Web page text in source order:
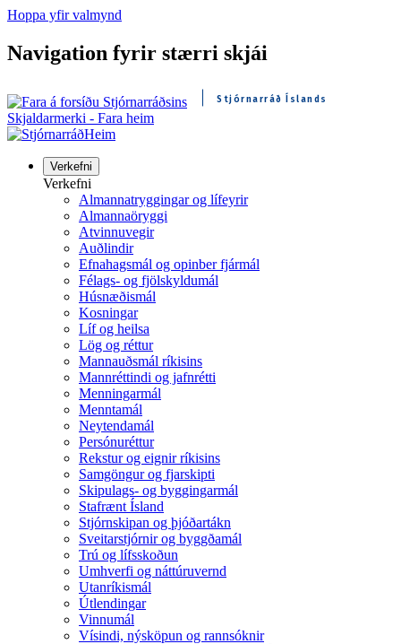
Hoppa yfir valmynd
Navigation fyrir stærri skjái
Stjórnarráð Íslands
Skjaldarmerki - Fara heim
Heim
Verkefni
Verkefni
Almannatryggingar og lífeyrir
Almannaöryggi
Atvinnuvegir
Auðlindir
Efnahagsmál og opinber fjármál
Félags- og fjölskyldumál
Húsnæðismál
Kosningar
Líf og heilsa
Lög og réttur
Mannauðsmál ríkisins
Mannréttindi og jafnrétti
Menningarmál
Menntamál
Neytendamál
Persónuréttur
Rekstur og eignir ríkisins
Samgöngur og fjarskipti
Skipulags- og byggingarmál
Stafrænt Ísland
Stjórnskipan og þjóðartákn
Sveitarstjórnir og byggðamál
Trú og lífsskoðun
Umhverfi og náttúruvernd
Utanríkismál
Útlendingar
Vinnumál
Vísindi, nýsköpun og rannsóknir